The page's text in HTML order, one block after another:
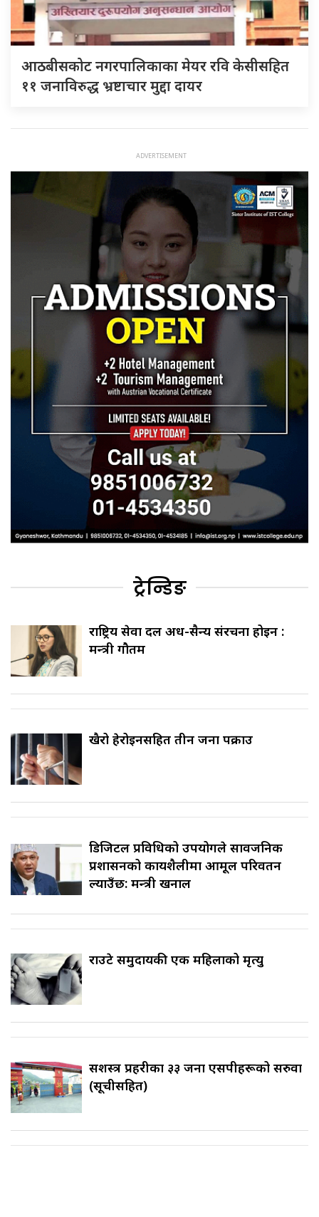
आठबीसकोट नगरपालिकाका मेयर रवि केसीसहित
११ जनाविरुद्ध भ्रष्टाचार मुद्दा दायर
ट्रेन्डिङ
राष्ट्रिय सेवा दल अर्ध-सैन्य संरचना होइन :
मन्त्री गौतम
खैरो हेरोइनसहित तीन जना पक्राउ
डिजिटल प्रविधिको उपयोगले सार्वजनिक
प्रशासनको कार्यशैलीमा आमूल परिवर्तन
ल्याउँछ: मन्त्री खनाल
राउटे समुदायकी एक महिलाको मृत्यु
सशस्त्र प्रहरीका ३३ जना एसपीहरूको सरुवा
(सूचीसहित)